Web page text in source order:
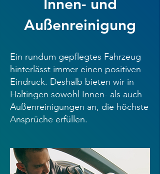
Innen- und
Außenreinigung
Ein rundum gepflegtes Fahrzeug
hinterlässt immer einen positiven
Eindruck. Deshalb bieten wir in
Haltingen sowohl Innen- als auch
Außenreinigungen an, die höchste
Ansprüche erfüllen.